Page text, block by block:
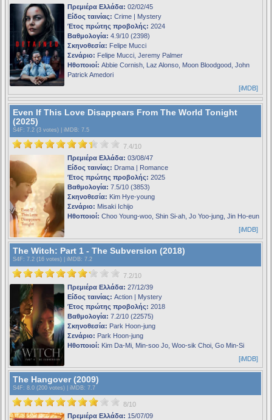
Πρεμιέρα Ελλάδα: 02/02/45
Είδος ταινίας: Crime | Mystery
Έτος πρώτης προβολής: 2024
Βαθμολογία: 4.9/10 (2398)
Σκηνοθεσία: Felipe Mucci
Σενάριο: Felipe Mucci, Jeremy Palmer
Ηθοποιοί: Abbie Cornish, Laz Alonso, Moon Bloodgood, John
Patrick Amedori
[iMDB]
Even If This Love Disappears From The World Tonight
(2025)
S4F : 7.2 (3 votes) | iMDB: 7.5
7.4/10
Πρεμιέρα Ελλάδα: 03/08/47
Είδος ταινίας: Drama | Romance
Έτος πρώτης προβολής: 2025
Βαθμολογία: 7.5/10 (3853)
Σκηνοθεσία: Kim Hye-young
Σενάριο: Misaki Ichijo
Ηθοποιοί: Choo Young-woo, Shin Si-ah, Jo Yoo-jung, Jin Ho-eun
[iMDB]
The Witch: Part 1 - The Subversion (2018)
S4F : 7.2 (16 votes) | iMDB: 7.2
7.2/10
Πρεμιέρα Ελλάδα: 27/12/39
Είδος ταινίας: Action | Mystery
Έτος πρώτης προβολής: 2018
Βαθμολογία: 7.2/10 (22575)
Σκηνοθεσία: Park Hoon-jung
Σενάριο: Park Hoon-jung
Ηθοποιοί: Kim Da-Mi, Min-soo Jo, Woo-sik Choi, Go Min-Si
[iMDB]
The Hangover (2009)
S4F : 8.0 (200 votes) | iMDB: 7.7
8/10
Πρεμιέρα Ελλάδα: 15/07/09